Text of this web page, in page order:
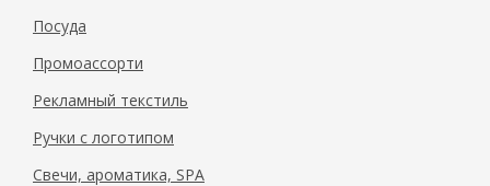
Посуда
Промоассорти
Рекламный текстиль
Ручки с логотипом
Свечи, ароматика, SPA